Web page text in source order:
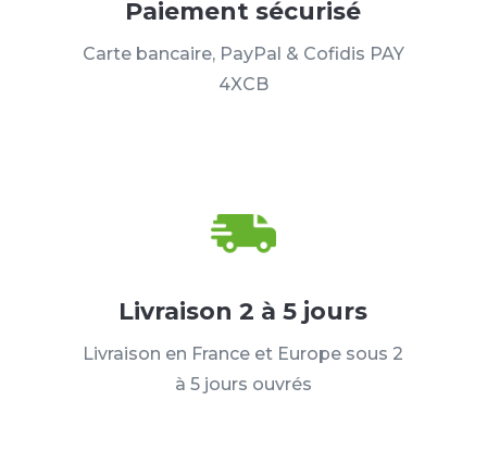
Paiement sécurisé
Carte bancaire, PayPal & Cofidis PAY
4XCB
Livraison 2 à 5 jours
Livraison en France et Europe sous 2
à 5 jours ouvrés